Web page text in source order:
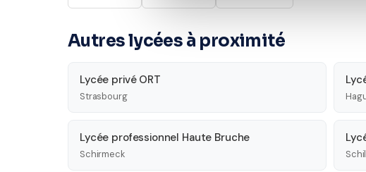
Autres lycées à proximité
Lycée privé ORT
Strasbourg
Lycée professionnel Haute Bruche
Schirmeck